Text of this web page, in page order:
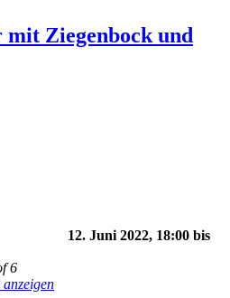
Ziegenbock und
12. Juni 2022, 18:00 bis
6